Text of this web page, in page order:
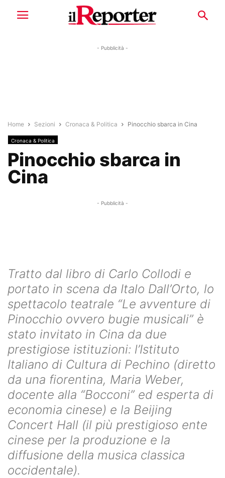
- Pubblicità -
Home Sezioni Cronaca & Politica Pinocchio sbarca in Cina
Cronaca & Politica
Pinocchio sbarca in
Cina
- Pubblicità -
Tratto dal libro di Carlo Collodi e
portato in scena da Italo Dall’Orto, lo
spettacolo teatrale “Le avventure di
Pinocchio ovvero bugie musicali” è
stato invitato in Cina da due
prestigiose istituzioni: l’Istituto
Italiano di Cultura di Pechino (diretto
da una fiorentina, Maria Weber,
docente alla “Bocconi” ed esperta di
economia cinese) e la Beijing
Concert Hall (il più prestigioso ente
cinese per la produzione e la
diffusione della musica classica
occidentale).